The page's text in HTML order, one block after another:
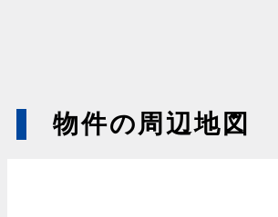
物件の周辺地図